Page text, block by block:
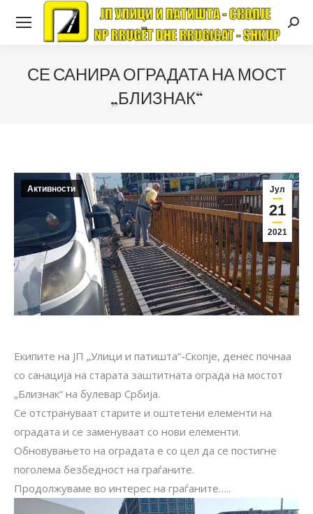
СЕ САНИРА ОГРАДАТА НА МОСТ
„БЛИЗНАК“
Јул
21
2021
Активности
Екипите на ЈП „Улици и патишта“-Скопје, денес почнаа
со санација на старата заштитната ограда на мостот
„Близнак“ на булевар Србија.
Се отстрануваат старите и оштетени елементи на
оградата и се заменуваат со нови елементи.
Обновувањето на оградата е со цел да се постигне
поголема безбедност на граѓаните.
Продолжуваме во интерес на граѓаните…..